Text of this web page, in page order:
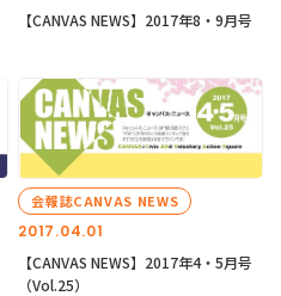
【CANVAS NEWS】2017年8・9月号
2017.04.01
会報誌CANVAS NEWS
【CANVAS NEWS】2017年4・5月号
（Vol.25）